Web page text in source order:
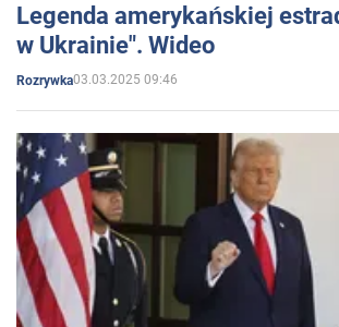
Legenda amerykańskiej
w Ukrainie". Wideo
Rozrywka03.03.2025 09:46